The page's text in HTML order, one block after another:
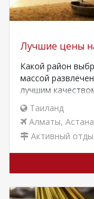
Лучшие цены
Какой район
массой
лучшим
Таиланд
Алматы, Астана
Активный